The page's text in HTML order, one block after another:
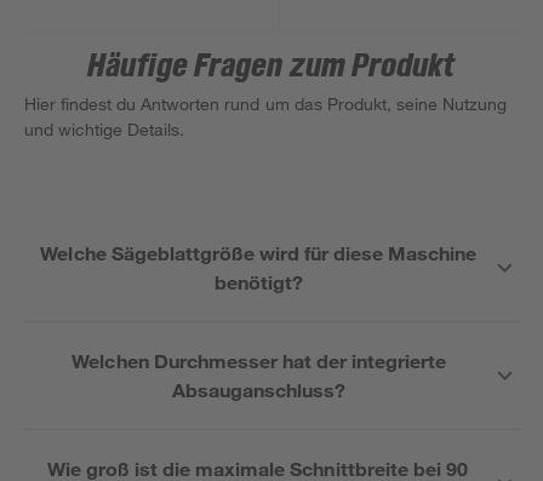
Häufige Fragen zum Produkt
Hier findest du Antworten rund um das Produkt, seine Nutzung
und wichtige Details.
Welche Sägeblattgröße wird für diese Maschine
benötigt?
Welchen Durchmesser hat der integrierte
Absauganschluss?
Wie groß ist die maximale Schnittbreite bei 90